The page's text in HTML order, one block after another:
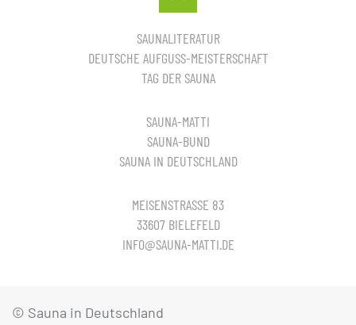
SAUNALITERATUR
DEUTSCHE AUFGUSS-MEISTERSCHAFT
TAG DER SAUNA
SAUNA-MATTI
SAUNA-BUND
SAUNA IN DEUTSCHLAND
MEISENSTRASSE 83
33607 BIELEFELD
INFO@SAUNA-MATTI.DE
© Sauna in Deutschland